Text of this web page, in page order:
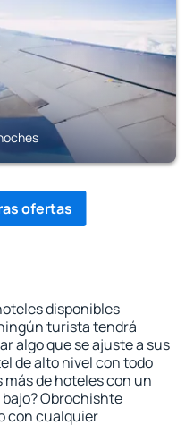
ofertas
disponibles
turista tendrá
algo que se ajuste a sus
de alto nivel con todo
de hoteles con un
Obrochishte
con cualquier